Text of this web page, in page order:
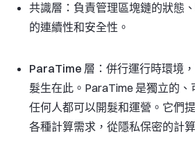
共識層： 負責管理區塊鏈的狀態
的連續性和安全性。
ParaTime 層： 併行運行時環境
髮生在此。ParaTime 是獨立的、
任何人都可以開髮和運營。它們
各種計算需求，從隱私保密的計